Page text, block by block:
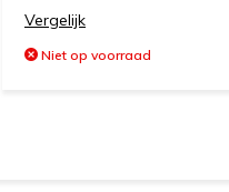
Vergelijk
Niet op voorraad